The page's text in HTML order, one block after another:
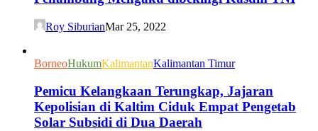
Roy SiburianMar 25, 2022
BorneoHukumKalimantanKalimantan Timur
Pemicu Kelangkaan Terungkap, Jajaran
Kepolisian di Kaltim Ciduk Empat Pengetab
Solar Subsidi di Dua Daerah